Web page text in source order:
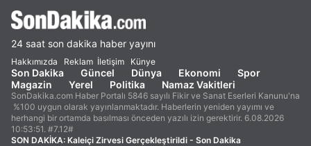
24 saat son dakika haber yayını
Hakkımızda Reklam İletişim Künye
Son Dakika Güncel Dünya Ekonomi
Spor
Magazin
Yerel Politika Namaz Vakitleri
SonDakika.com Haber Portalı 5846 sayılı Fikir ve Sanat Eserleri Kanunu'na
%100 uygun olarak yayınlanmaktadır. Haberlerin yeniden yayımı ve
herhangi bir ortamda basılması önceden yazılı izin gerektirir. 6.08.2026
10:53:51. #7.12#
SON DAKİKA: Kaleiçi Zirvesi Gerçekleştirildi - Son Dakika